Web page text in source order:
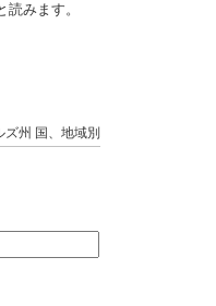
読みます。
ズ州 国、地域別